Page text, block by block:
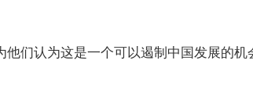
们认为这是一个可以遏制中国发展的机